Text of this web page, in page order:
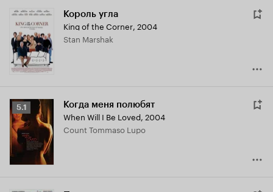
Король угла
King of the Corner, 2004
Stan Marshak
Рейтинг
Кинопоиска
5.1
5.1 Когда меня полюбят
When Will I Be Loved, 2004
Count Tommaso Lupo